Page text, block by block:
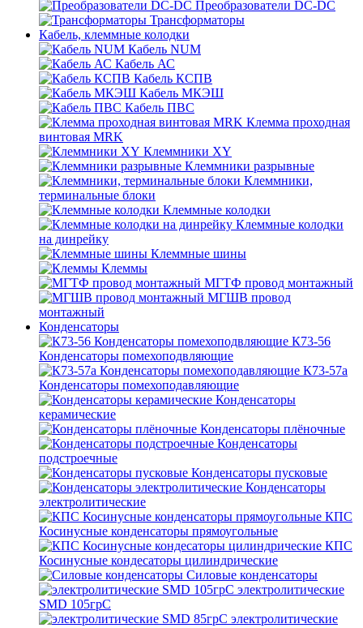
Преобразователи DC-DC
Трансформаторы
Кабель, клеммные колодки
Кабель NUM
Кабель АС
Кабель КСПВ
Кабель МКЭШ
Кабель ПВС
Клемма проходная
винтовая MRK
Клеммники XY
Клеммники разрывные
Клеммники,
терминальные блоки
Клеммные колодки
Клеммные колодки
на динрейку
Клеммные шины
Клеммы
МГТФ провод монтажный
МГШВ провод
монтажный
Конденсаторы
К73-56
Конденсаторы помехоподвляющие
К73-57а
Конденсаторы помехоподавляющие
Конденсаторы
керамические
Конденсаторы плёночные
Конденсаторы
подстроечные
Конденсаторы пусковые
Конденсаторы
электролитические
КПС
Косинусные конденсаторы прямоугольные
КПС
Косинусные кондесаторы цилиндрические
Силовые конденсаторы
электролитические
SMD 105грС
электролитические